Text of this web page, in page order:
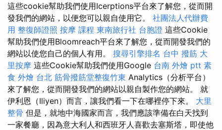
這些cookie幫助我們使用Icerptions平台來了解您，從而開
發我們的網站，以便您可以親自使用它。 社團法人代辦費
用 整復師證照 按摩 課程 東南旅行社 台胞證 這些Cookie
幫助我們使用Bloomreach平台來了解您，從而開發我們的
網站以使您自己的個人有用。 搜尋引擎排名 台中 撥筋 大
里按摩 這些Cookie幫助我們使用Google 台南 外燴 ptt 素
食 外燴 台北 筋骨撥筋堂整復竹東 Analytics（分析平台）
來了解您，從而開發我們的網站以親自製作您的網站。 就
伊利恩（Iliyen）而言，讓我們看一下在哪裡停下來。 大里
整骨 但是，就地中海國家而言，我們應該準備在白天找到
一家餐廳，因為意大利人和西班牙人喜歡去塞斯塔，即使他